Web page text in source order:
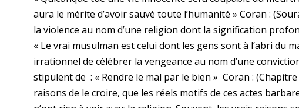
aura le mérite d’avoir sauvé toute l’humanité » Coran :
la violence au nom d’une religion dont la signification
« Le vrai musulman est celui dont les gens sont à l’abri du
irrationnel de célébrer la vengeance au nom d’une
stipulent de : « Rendre le mal par le bien » Coran :
raisons de le croire, que les réels motifs de ces actes